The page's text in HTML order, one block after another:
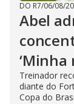
DO R7/06/08/
Abel
‘Minha
Treinador
diante do
Copa do